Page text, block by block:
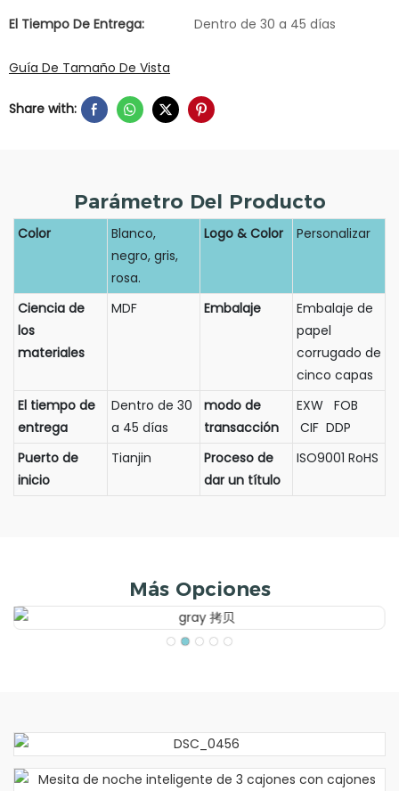
El Tiempo De Entrega:
Dentro de 30 a 45 días
Guía De Tamaño De Vista
Share with:
Parámetro Del Producto
Color
Blanco,
negro, gris,
rosa.
Logo & Color Personalizar
Ciencia de
los
materiales
MDF Embalaje
Embalaje de
papel
corrugado de
cinco capas
El tiempo de
entrega
Dentro de 30
a 45 días
modo de
transacción
EXW FOB
CIF DDP
Puerto de
inicio
Tianjin
Proceso de
dar un título
ISO9001 RoHS
Más Opciones